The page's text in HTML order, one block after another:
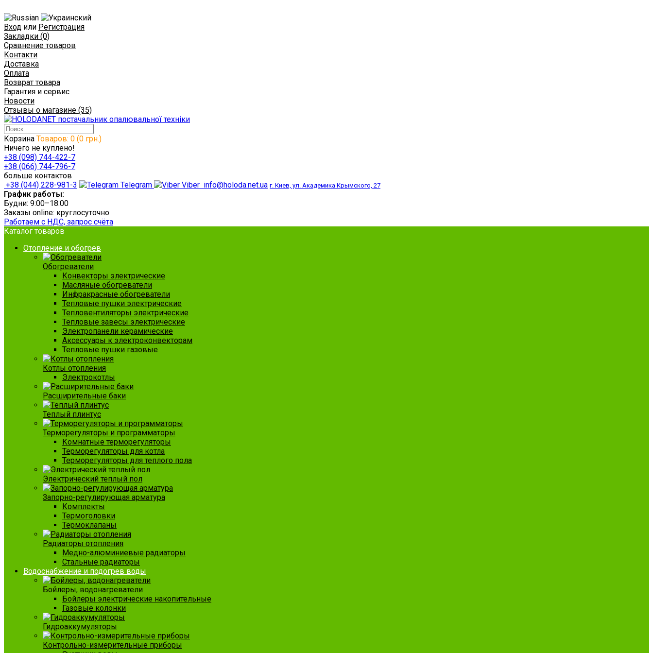
Вход или Регистрация
Закладки (0)
Сравнение товаров
Контакти
Доставка
Оплата
Возврат товара
Гарантия и сервис
Новости
Отзывы о магазине (35)
Корзина Товаров: 0 (0 грн.)
Ничего не куплено!
+38 (098) 744-422-7
+38 (066) 744-796-7
больше контактов
+38 (044) 228-981-3
Telegram Viber info@holoda.net.ua г. Киев, ул. Академика Крымского, 27
График работы:
Будни: 9:00–18:00
Заказы online: круглосуточно
Работаем с НДС, запрос счёта
Каталог товаров
Отопление и обогрев
Обогреватели
Конвекторы электрические
Масляные обогреватели
Инфракрасные обогреватели
Тепловые пушки электрические
Тепловентиляторы электрические
Тепловые завесы электрические
Электропанели керамические
Аксессуары к электроконвекторам
Тепловые пушки газовые
Котлы отопления
Электрокотлы
Расширительные баки
Теплый плинтус
Терморегуляторы и программаторы
Комнатные терморегуляторы
Терморегуляторы для котла
Терморегуляторы для теплого пола
Электрический теплый пол
Запорно-регулирующая арматура
Комплекты
Термоголовки
Термоклапаны
Радиаторы отопления
Медно-алюминиевые радиаторы
Стальные радиаторы
Водоснабжение и подогрев воды
Бойлеры, водонагреватели
Бойлеры электрические накопительные
Газовые колонки
Гидроаккумуляторы
Контрольно-измерительные приборы